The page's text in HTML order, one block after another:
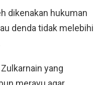
dikenakan hukuman
denda tidak melebihi
yang